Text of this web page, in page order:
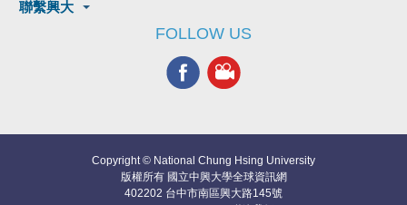
聯繫興大
FOLLOW US
Copyright © National Chung Hsing University
版權所有 國立中興大學全球資訊網
402202 台中市南區興大路145號